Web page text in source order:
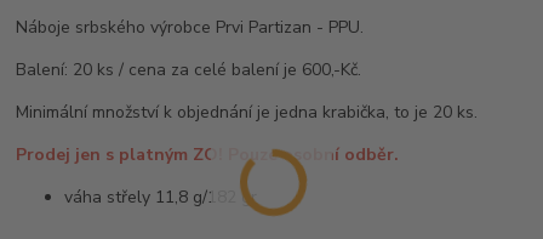
Náboje srbského výrobce Prvi Partizan - PPU.
Balení: 20 ks / cena za celé balení je 600,-Kč.
Minimální množství k objednání je jedna krabička, to je 20 ks.
Prodej jen s platným ZO! Pouze osobní odběr.
váha střely 11,8 g/182 gr